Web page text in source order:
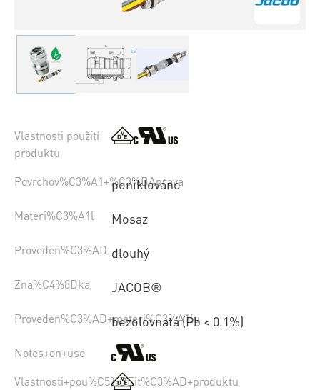
Vlastnosti použití
produktu
Povrchov%C3%A1+%C3%BAprava
poniklováno
Materi%C3%A1l Mosaz
Proveden%C3%AD dlouhý
Zna%C4%8Dka JACOB®
Proveden%C3%AD+materi%C3%A1lu
bezolovnatá (Pb < 0.1%)
Notes+on+use
Vlastnosti+pou%C5%BEit%C3%AD+produktu